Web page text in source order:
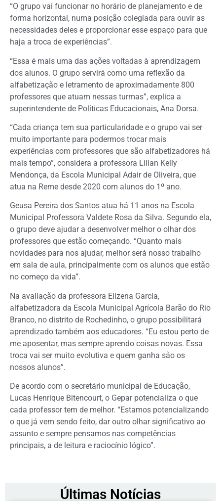
“O grupo vai funcionar no horário de planejamento e de
forma horizontal, numa posição colegiada para ouvir as
necessidades deles e proporcionar esse espaço para que
haja a troca de experiências”.
“Essa é mais uma das ações voltadas à aprendizagem
dos alunos. O grupo servirá como uma reflexão da
alfabetização e letramento de aproximadamente 800
professores que atuam nessas turmas”, explica a
superintendente de Políticas Educacionais, Ana Dorsa.
“Cada criança tem sua particularidade e o grupo vai ser
muito importante para podermos trocar mais
experiências com professores que são alfabetizadores há
mais tempo”, considera a professora Lilian Kelly
Mendonça, da Escola Municipal Adair de Oliveira, que
atua na Reme desde 2020 com alunos do 1º ano.
Geusa Pereira dos Santos atua há 11 anos na Escola
Municipal Professora Valdete Rosa da Silva. Segundo ela,
o grupo deve ajudar a desenvolver melhor o olhar dos
professores que estão começando. “Quanto mais
novidades para nos ajudar, melhor será nosso trabalho
em sala de aula, principalmente com os alunos que estão
no começo da vida”.
Na avaliação da professora Elizena Garcia,
alfabetizadora da Escola Municipal Agrícola Barão do Rio
Branco, no distrito de Rochedinho, o grupo possibilitará
aprendizado também aos educadores. “Eu estou perto de
me aposentar, mas sempre aprendo coisas novas. Essa
troca vai ser muito evolutiva e quem ganha são os
nossos alunos”.
De acordo com o secretário municipal de Educação,
Lucas Henrique Bitencourt, o Gepar potencializa o que
cada professor tem de melhor. “Estamos potencializando
o que já vem sendo feito, dar outro olhar significativo ao
assunto e sempre pensamos nas competências
principais, a de leitura e raciocínio lógico”.
Últimas Notícias